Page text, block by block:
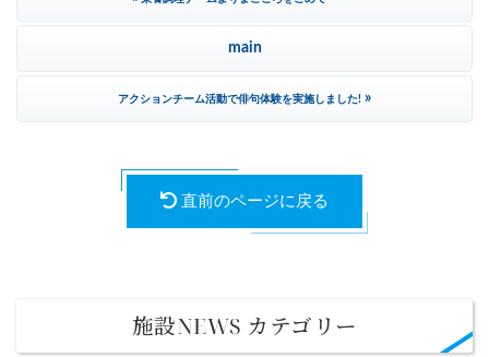
main
アクションチーム活動で俳句体験を実施しました! »
直前のページに戻る
施設NEWS カテゴリー